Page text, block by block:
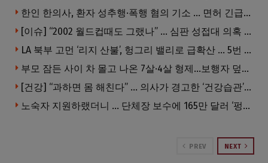
한인 한의사, 환자 성추행·폭행 혐의 기소 … 면허 긴급정지
[이슈] “2002 월드컵때도 그랬나” … 심판 성접대 의혹 해외로 일파만파, 4강 신화까지 불똥
LA 북부 고먼 ‘리지 산불’, 헝그리 밸리로 급확산 … 5번 Fwy 양방향 전면 폐쇄
부모 잠든 사이 차 몰고 나온 7살·4살 형제…보행자 덮쳐 중태
[건강] “과하면 몸 해친다” … 의사가 경고한 ‘건강습관’ 5가지
노숙자 지원하랬더니 … 단체장 보수에 165만 달러 ‘펑펑’
PREV NEXT